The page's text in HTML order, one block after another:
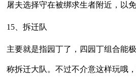
屠夫选择守在被绑求生者附近，以免
15、拆迁队
主要就是指园丁了，四园丁组合能
称拆迁大队。不过不介意这样玩哦